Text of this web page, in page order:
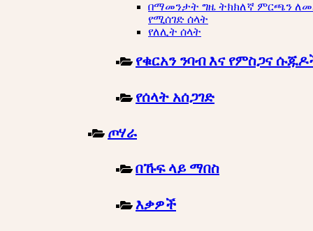
በማመንታት ግዜ ትክክለኛ ምርጫን
የሚሰገድ ሰላት
የለሊት ሰላት
የቁርአን ንባብ እና የምስጋና
የሰላት አሰጋገድ
ጦሃራ
በኹፍ ላይ ማበስ
እቃዎች